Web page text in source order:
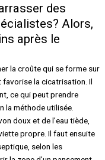
des
Alors,
après le
la croûte qui se forme sur
favorise la cicatrisation. Il
ce qui peut prendre
la méthode utilisée.
doux et de l’eau tiède,
propre. Il faut ensuite
selon les